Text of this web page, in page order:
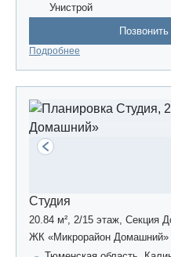
Унистрой
Подробнее
Студия
20.84 м², 2/15 этаж, Секция
ЖК «Микрорайон Домашний»